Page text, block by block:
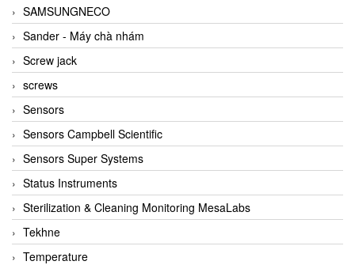
Brooks Instrument Vietnam
Buhler
BURLING INSTRUMENTS
Burster
BUSCHJOST
Calectro
Campbell Scientific
Canneed Vietnam
Cantoni
CAPS
CAREL Parts
SAMSUNGNECO
Sander - Máy chà nhám
Screw jack
screws
Sensors
Sensors Campbell Scientific
Sensors Super Systems
Status Instruments
Sterilization & Cleaning Monitoring MesaLabs
Tekhne
Temperature